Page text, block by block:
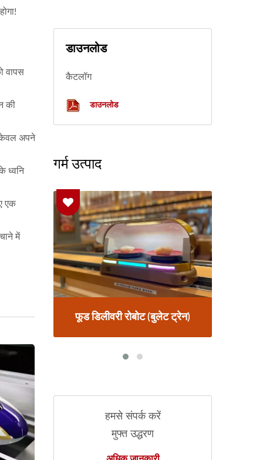
वापस
की
केवल अपने
ध्वनि
एक
में
डाउनलोड
कैटलॉग
डाउनलोड
गर्म उत्पाद
फूड ट्रेन डिलीवरी सिस्टम
हमसे संपर्क करें
मुफ्त उद्धरण